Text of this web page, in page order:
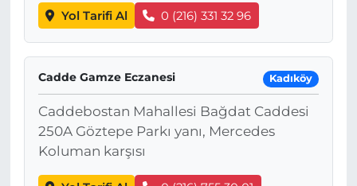
Yol Tarifi Al 0 (216) 331 32 96
Cadde Gamze Eczanesi Kadıköy
Caddebostan Mahallesi Bağdat Caddesi
250A Göztepe Parkı yanı, Mercedes
Koluman karşısı